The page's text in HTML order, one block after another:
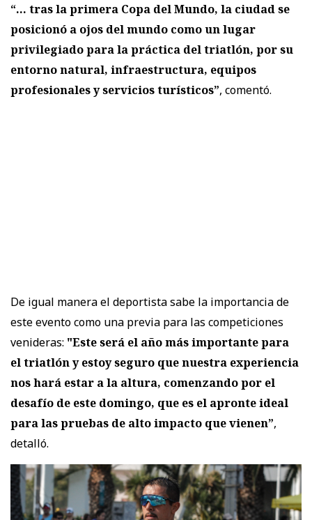
“... tras la primera Copa del Mundo, la ciudad se
posicionó a ojos del mundo como un lugar
privilegiado para la práctica del triatlón, por su
entorno natural, infraestructura, equipos
profesionales y servicios turísticos”, comentó.
De igual manera el deportista sabe la importancia de
este evento como una previa para las competiciones
venideras: "Este será el año más importante para
el triatlón y estoy seguro que nuestra experiencia
nos hará estar a la altura, comenzando por el
desafío de este domingo, que es el apronte ideal
para las pruebas de alto impacto que vienen”,
detalló.